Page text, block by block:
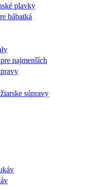
plavky
bábatká
najmenších
súpravy